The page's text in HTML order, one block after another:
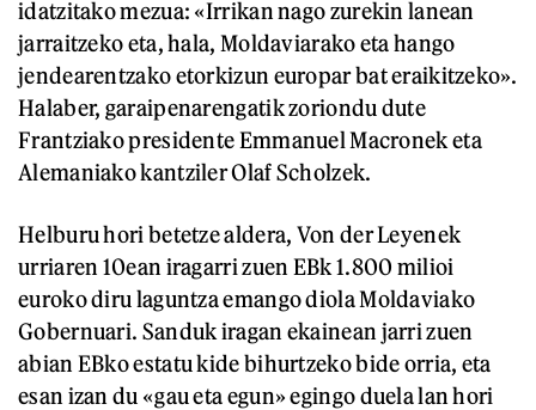
idatzitako mezua: «Irrikan nago zurekin lanean
jarraitzeko eta, hala, Moldaviarako eta hango
jendearentzako etorkizun europar bat eraikitzeko».
Halaber, garaipenarengatik zoriondu dute
Frantziako presidente Emmanuel Macronek eta
Alemaniako kantziler Olaf Scholzek.
Helburu hori betetze aldera, Von der Leyenek
urriaren 10ean iragarri zuen EBk 1.800 milioi
euroko diru laguntza emango diola Moldaviako
Gobernuari. Sanduk iragan ekainean jarri zuen
abian EBko estatu kide bihurtzeko bide orria, eta
esan izan du «gau eta egun» egingo duela lan hori